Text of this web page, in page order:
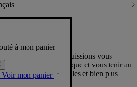
à mon panier
Voir mon panier
pour que nous puissions vous
la communauté Diptyque et vous tenir au
offres spéciales et bien plus